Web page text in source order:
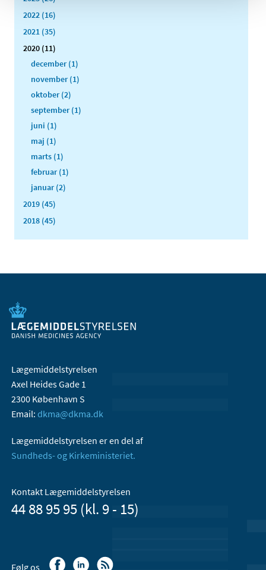
2022 (16)
2021 (35)
2020 (11)
december (1)
november (1)
oktober (2)
september (1)
juni (1)
maj (1)
marts (1)
februar (1)
januar (2)
2019 (45)
2018 (45)
Lægemiddelstyrelsen
Axel Heides Gade 1
2300 København S
Email: dkma@dkma.dk
Lægemiddelstyrelsen er en del af
Sundheds- og Kirkeministeriet.
Kontakt Lægemiddelstyrelsen
44 88 95 95 (kl. 9 - 15)
Følg os